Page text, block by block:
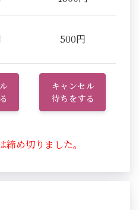
500円
キャンセル
待ちをする
め切りました。